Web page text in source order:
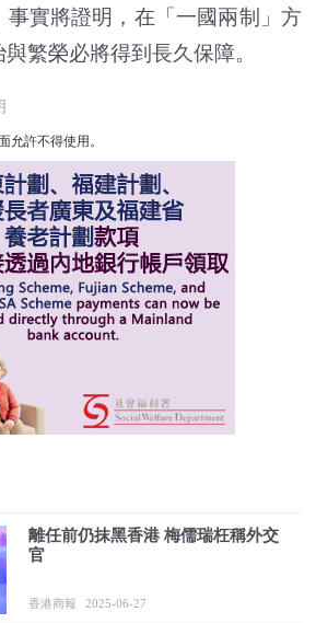
事實將證明，在「一國兩制」方
繁榮必將得到長久保障。
允許不得使用。
離任前仍抹黑香港 梅儒瑞枉稱外交
官
香港商報 2025-06-27